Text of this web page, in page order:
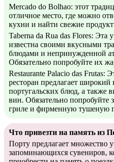
Mercado do Bolhao: этот
отличное место, где можно
кухни и найти свежие
Taberna da Rua das Flores: Эта
известна своими вкусными
блюдами и непринужденной
Обязательно попробуйте их
Restaurante Palacio das Frutas:
ресторан предлагает
португальских блюд, а также
вин. Обязательно попробуйте
гриле и фирменную тушеную
Что привезти на память из
Порту предлагает множество
запоминающихся сувениров,